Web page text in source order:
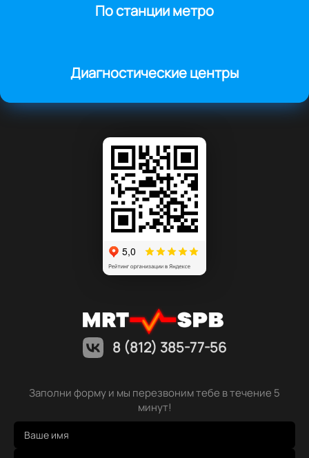
По станции метро
Диагностические центры
8 (812) 385-77-56
Заполни форму и мы перезвоним тебе в течение 5
минут!